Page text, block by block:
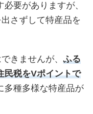
要がありますが、
さずして特産品を
きませんが、 ふる
民税をVポイントで
多種多様な特産品が